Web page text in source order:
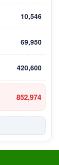
10,546
69,950
420,600
852,974